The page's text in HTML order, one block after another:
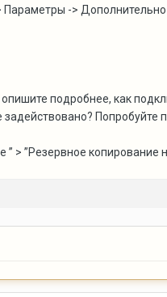
->
подробнее, как
Попробуйте
”Резервное копирование